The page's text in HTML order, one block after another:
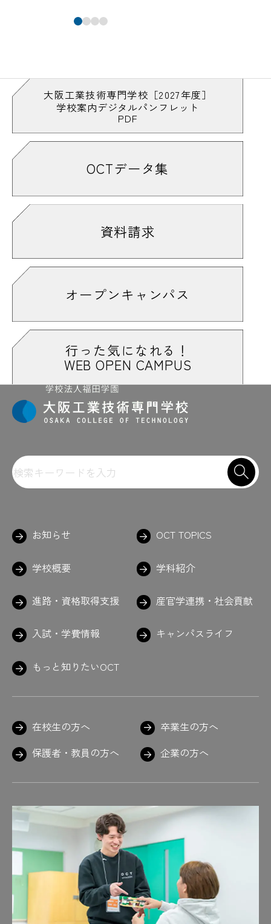
大阪工業技術専門学校［2027年度］
学校案内デジタルパンフレット
PDF
OCTデータ集
資料請求
オープンキャンパス
行った気になれる！
WEB OPEN CAMPUS
お知らせ OCT TOPICS
学校概要 学科紹介
進路・資格取得支援
入試・学費情報 キャンパスライフ
産官学連携・社会貢献
もっと知りたいOCT
在校生の方へ
卒業生の方へ
保護者・教員の方へ
企業の方へ